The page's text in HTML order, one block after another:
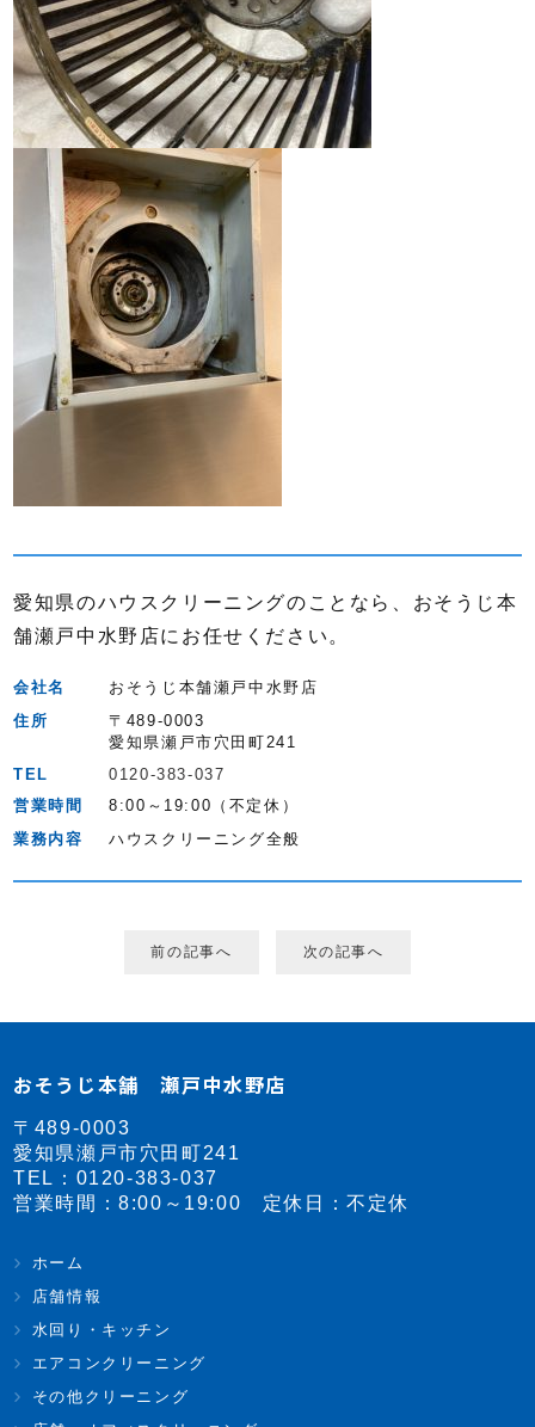
愛知県のハウスクリーニングのことなら、おそうじ本
舗瀬戸中水野店にお任せください。
会社名
おそうじ本舗瀬戸中水野店
住所
〒489-0003
愛知県瀬戸市穴田町241
TEL
0120-383-037
営業時間
8:00～19:00（不定休）
業務内容
ハウスクリーニング全般
前の記事へ 次の記事へ
おそうじ本舗 瀬戸中水野店
〒489-0003
愛知県瀬戸市穴田町241
TEL： 0120-383-037
営業時間：8:00～19:00 定休日：不定休
ホーム
店舗情報
水回り・キッチン
エアコンクリーニング
その他クリーニング